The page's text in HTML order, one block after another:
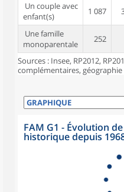
Un couple avec
enfant(s)
1 087
Une famille
monoparentale
252
Sources : Insee, RP2012,
complémentaires, géographie
FAM G1 - Évolution
historique depuis